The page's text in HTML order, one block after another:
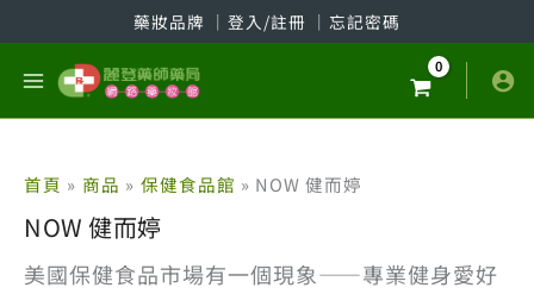
至
藥妝品牌 │ 登入/註冊 │ 忘記密碼
首頁 商品 保健食品館 NOW 健而婷
NOW 健而婷
美國保健食品市場有一個現象——專業健身愛好